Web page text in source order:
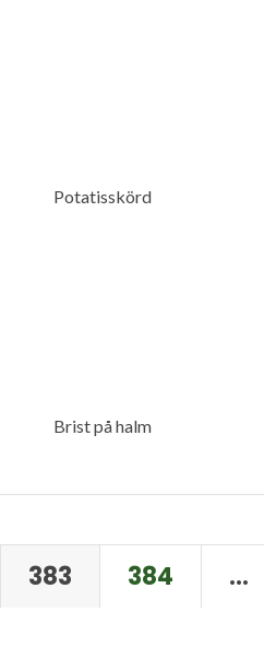
Potatisskörd
Brist på halm
383 384
…